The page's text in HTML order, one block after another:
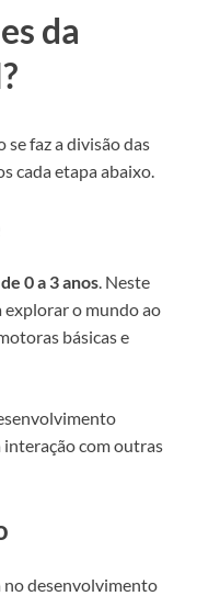
da
se faz a divisão das
cada etapa abaixo.
0 a 3 anos. Neste
explorar o mundo ao
básicas e
interação com outras
no desenvolvimento